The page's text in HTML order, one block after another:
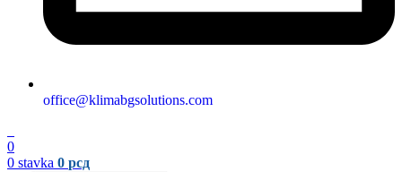
office@klimabgsolutions.com
0
0 stavka 0 рсд